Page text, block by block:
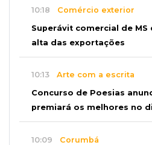
10:18 Comércio exterior
Superávit comercial de MS
alta das exportações
10:13 Arte com a escrita
Concurso de Poesias
premiará os melhores no
10:09 Corumbá